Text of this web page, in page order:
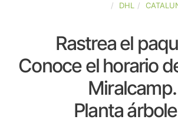
DHL
Rastrea el
Conoce el horario
Miralcamp.
Planta